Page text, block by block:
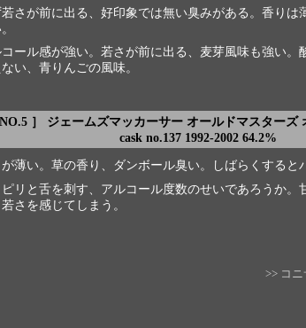
さが前に出る、好印象では無い臭みがある。香りは
ール感が強い。若さが前に出る、麦芽風味も強い。
い、青りんごの風味。
］ ジェームズマッカーサー オールドマスターズ
cask no.137 1992-2002 64.2%
薄い。草の香り、ダンボール臭い。しばらくすると
リと舌を刺す、アルコール度数のせいであろうか。
さを感じてしまう。
>> コ